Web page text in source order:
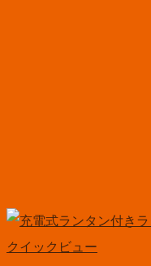
クイックビュー